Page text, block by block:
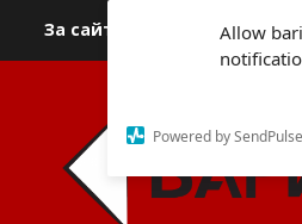
Allow
Powered by SendPulse
За сайта За